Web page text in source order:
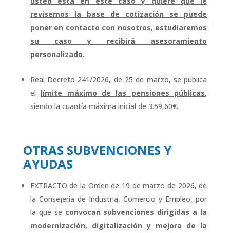
revisemos la base de cotización se puede
poner en contacto con nosotros, estudiaremos
su caso y recibirá asesoramiento
personalizado.
Real Decreto 241/2026, de 25 de marzo, se publica
el límite máximo de las pensiones públicas,
siendo la cuantía máxima inicial de 3.59,60€.
OTRAS SUBVENCIONES Y
AYUDAS
EXTRACTO de la Orden de 19 de marzo de 2026, de
la Consejería de Industria, Comercio y Empleo, por
la que se convocan subvenciones dirigidas a la
modernización, digitalización y mejora de la